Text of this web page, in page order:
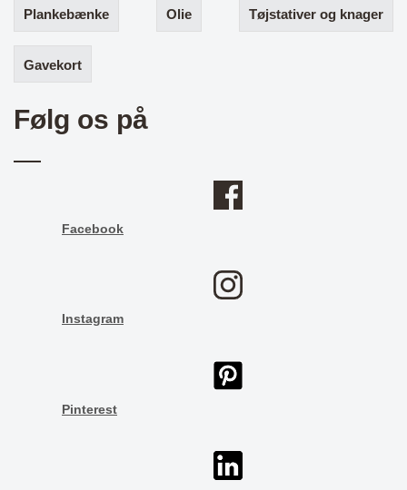
Plankebænke Olie Tøjstativer og knager
Gavekort
Følg os på
Facebook
Instagram
Pinterest